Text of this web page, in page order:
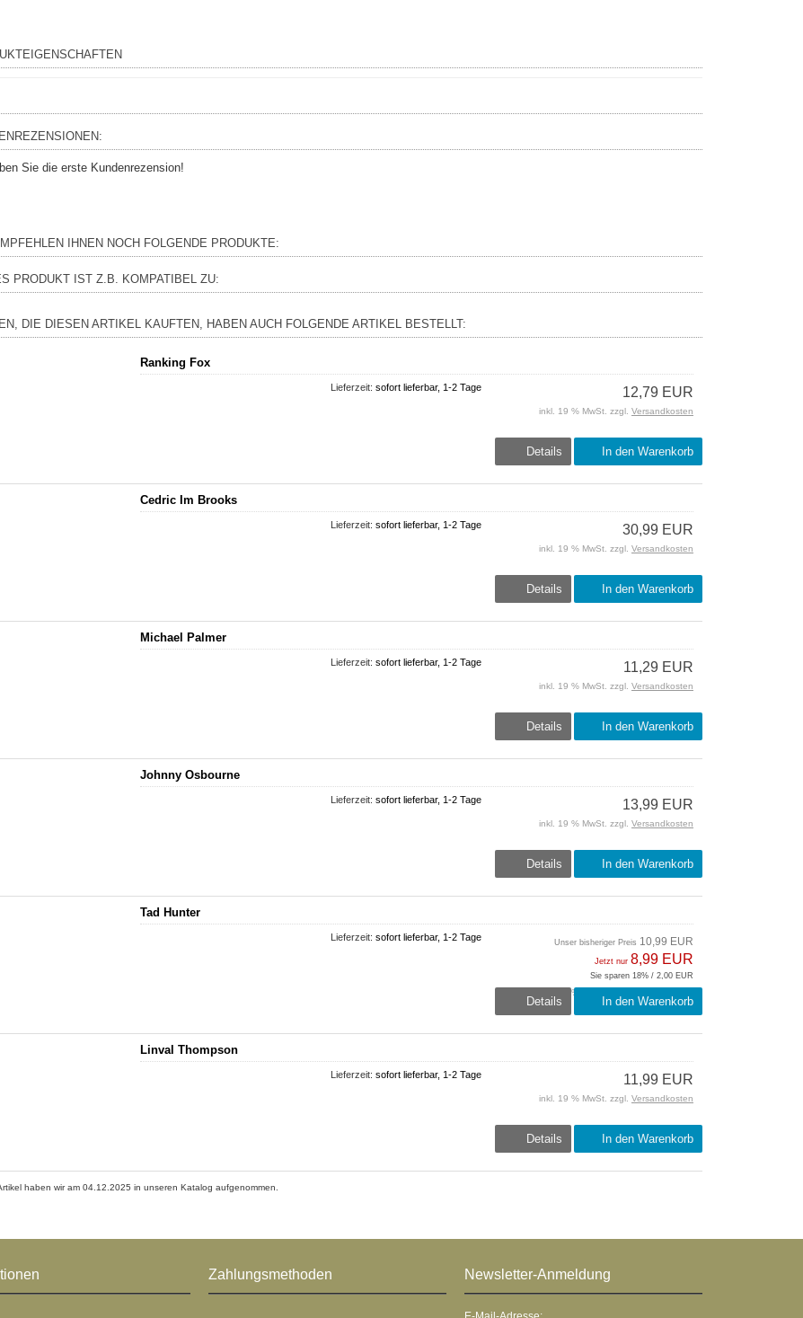
Sie die erste Kundenrezension!
IHNEN NOCH FOLGENDE PRODUKTE:
PRODUKT IST Z.B. KOMPATIBEL ZU:
DIE DIESEN ARTIKEL KAUFTEN, HABEN AUCH FOLGENDE ARTIKEL BESTELLT:
Ranking Fox
Lieferzeit: sofort lieferbar, 1-2 Tage 12,79 EUR
inkl. 19 % MwSt. zzgl. Versandkosten
Details In den Warenkorb
Cedric Im Brooks
Lieferzeit: sofort lieferbar, 1-2 Tage 30,99 EUR
inkl. 19 % MwSt. zzgl. Versandkosten
Details In den Warenkorb
Michael Palmer
Lieferzeit: sofort lieferbar, 1-2 Tage 11,29 EUR
inkl. 19 % MwSt. zzgl. Versandkosten
Details In den Warenkorb
Johnny Osbourne
Lieferzeit: sofort lieferbar, 1-2 Tage 13,99 EUR
inkl. 19 % MwSt. zzgl. Versandkosten
Details In den Warenkorb
Tad Hunter
Lieferzeit: sofort lieferbar, 1-2 Tage Unser bisheriger Preis 10,99 EUR
Jetzt nur 8,99 EUR
Sie sparen 18% / 2,00 EUR
inkl. 19 % MwSt. zzgl.
Details In den Warenkorb
Linval Thompson
Lieferzeit: sofort lieferbar, 1-2 Tage 11,99 EUR
inkl. 19 % MwSt. zzgl. Versandkosten
Details In den Warenkorb
haben wir am 04.12.2025 in unseren Katalog aufgenommen.
Zahlungsmethoden Newsletter-Anmeldung